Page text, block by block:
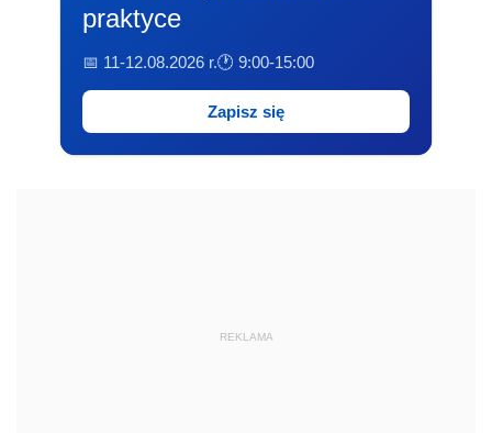
praktyce
📅 11-12.08.2026 r.🕐 9:00-15:00
Zapisz się
REKLAMA